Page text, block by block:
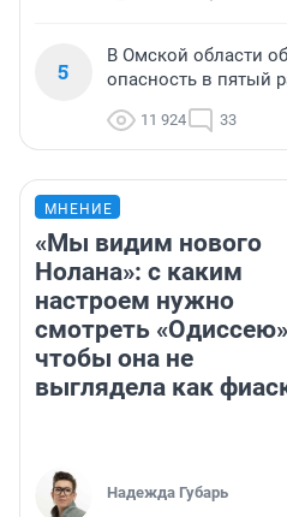
5
В Омской области
опасность в пятый
11 924 33
МНЕНИЕ
«Мы видим нового
Нолана»: с каким
настроем нужно
смотреть
чтобы она не
выглядела как
Надежда Губарь